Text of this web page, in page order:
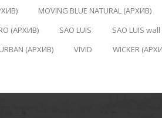
MOVING BLUE NATURAL (АРХИВ)
(АРХИВ) SAO LUIS SAO LUIS
URBAN (АРХИВ) VIVID WICKER